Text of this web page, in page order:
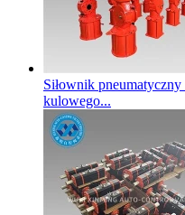
Siłownik
kulowego...